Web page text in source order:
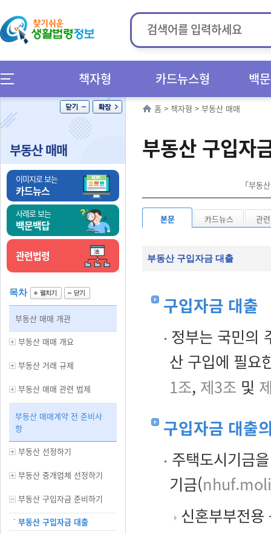
책자형 카드뉴스형 백
부동산 매매
이미지로 보는
카드뉴스
사례로 보는
백문백답
관련법령
목차
부동산 매매 개관
부동산 매매 개요
부동산 거래 규제
부동산 매매 관련 법제
부동산 매매계약 전 준비사
항
부동산 선정하기
부동산 중개업체 선정하기
부동산 구입자금 준비하기
부동산 구입자금 대출
홈 > 책자형 > 부동산 매매
부동산 구입자
「부동
본문 카드뉴스 관
부동산 구입자금 대출
구입자금 대출
정부는 국민의
산 구입에 필요
1조, 제3조 및
구입자금 대출
주택도시기금
기금(
신혼부부전용